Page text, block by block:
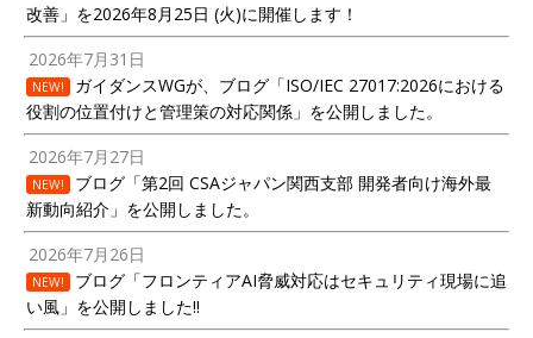
改善」を2026年8月25日 (火)に開催します！
2026年7月31日
NEW!
ガイダンスWGが、ブログ「ISO/IEC 27017:2026における
役割の位置付けと管理策の対応関係」を公開しました。
2026年7月27日
NEW!
ブログ「第2回 CSAジャパン関西支部 開発者向け海外最
新動向紹介」を公開しました。
2026年7月26日
NEW!
ブログ「フロンティアAI脅威対応はセキュリティ現場に追
い風」を公開しました!!